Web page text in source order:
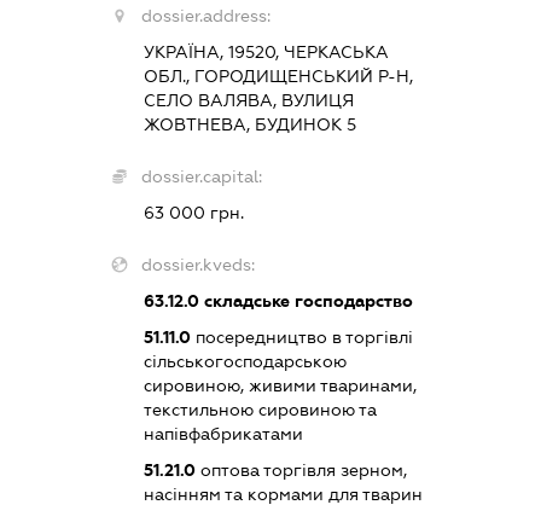
dossier.address:
УКРАЇНА, 19520, ЧЕРКАСЬКА
ОБЛ., ГОРОДИЩЕНСЬКИЙ Р-Н,
СЕЛО ВАЛЯВА, ВУЛИЦЯ
ЖОВТНЕВА, БУДИНОК 5
dossier.capital:
63 000 грн.
dossier.kveds:
63.12.0складське господарство
51.11.0посередництво в торгівлі
сільськогосподарською
сировиною, живими тваринами,
текстильною сировиною та
напівфабрикатами
51.21.0оптова торгівля зерном,
насінням та кормами для тварин